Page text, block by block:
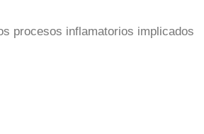
procesos inflamatorios implicados